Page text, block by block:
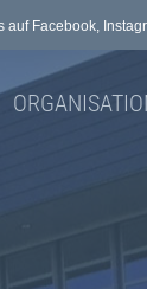
auf Facebook,